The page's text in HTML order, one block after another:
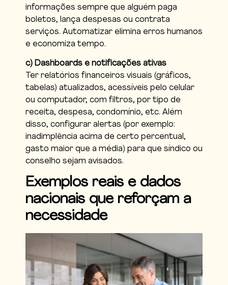
informações sempre que alguém paga
boletos, lança despesas ou contrata
serviços. Automatizar elimina erros humanos
e economiza tempo.
c) Dashboards e notificações ativas
Ter relatórios financeiros visuais (gráficos,
tabelas) atualizados, acessíveis pelo celular
ou computador, com filtros, por tipo de
receita, despesa, condomínio, etc. Além
disso, configurar alertas (por exemplo:
inadimplência acima de certo percentual,
gasto maior que a média) para que síndico ou
conselho sejam avisados.
Exemplos reais e dados
nacionais que reforçam a
necessidade